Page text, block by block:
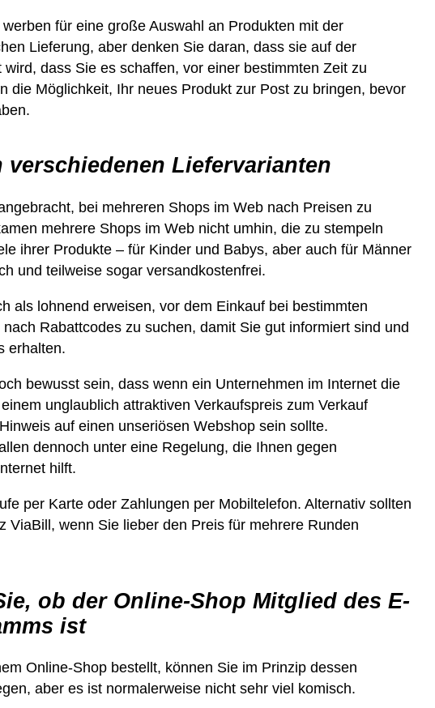
für eine große Auswahl an Produkten mit der
Lieferung, aber denken Sie daran, dass sie auf der
wird, dass Sie es schaffen, vor einer bestimmten Zeit zu
die Möglichkeit, Ihr neues Produkt zur Post zu bringen, bevor
verschiedenen Liefervarianten
bei mehreren Shops im Web nach Preisen zu
mehrere Shops im Web nicht umhin, die zu stempeln
ihrer Produkte – für Kinder und Babys, aber auch für Männer
und teilweise sogar versandkostenfrei.
als lohnend erweisen, vor dem Einkauf bei bestimmten
Rabattcodes zu suchen, damit Sie gut informiert sind und
erhalten.
bewusst sein, dass wenn ein Unternehmen im Internet die
unglaublich attraktiven Verkaufspreis zum Verkauf
auf einen unseriösen Webshop sein sollte.
dennoch unter eine Regelung, die Ihnen gegen
hilft.
per Karte oder Zahlungen per Mobiltelefon. Alternativ sollten
ViaBill, wenn Sie lieber den Preis für mehrere Runden
ob der Online-Shop Mitglied des E-
ist
Online-Shop bestellt, können Sie im Prinzip dessen
aber es ist normalerweise nicht sehr viel komisch.